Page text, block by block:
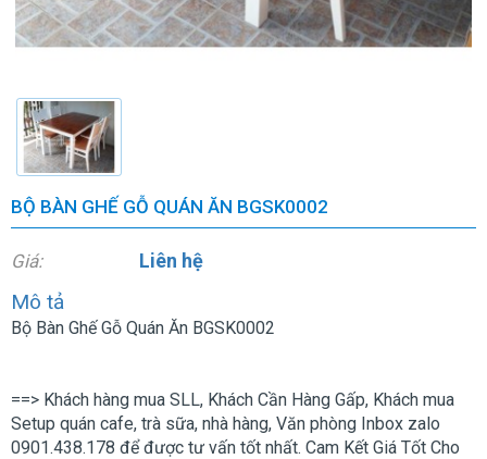
BỘ BÀN GHẾ GỖ QUÁN ĂN BGSK0002
Giá: Liên hệ
Mô tả
Bộ Bàn Ghế Gỗ Quán Ăn BGSK0002
==> Khách hàng mua SLL, Khách Cần Hàng Gấp, Khách mua
Setup quán cafe, trà sữa, nhà hàng, Văn phòng Inbox zalo
0901.438.178 để được tư vấn tốt nhất. Cam Kết Giá Tốt Cho